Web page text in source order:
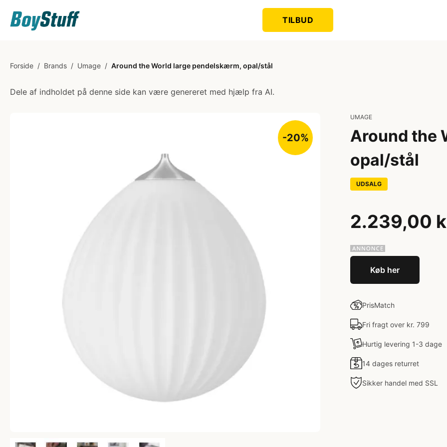
TILBUD
Forside / Brands / Umage / Around the World large pendelskærm, opal/stål
Dele af indholdet på denne side kan være genereret med hjælp fra AI.
-20%
UMAGE
Around the
opal/stål
UDSALG
2.239,00
Køb her
PrisMatch
Fri fragt over kr. 799
Hurtig levering 1-3 dage
14 dages returret
Sikker handel med SSL